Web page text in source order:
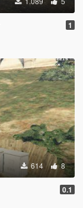
1
614 8
0.1